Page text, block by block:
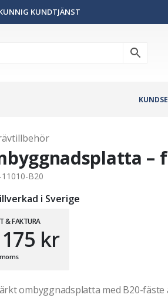
KUNDTJÄNST
–
11010-B20
i Sverige
& FAKTURA
kr
ombyggnadsplatta med B20-